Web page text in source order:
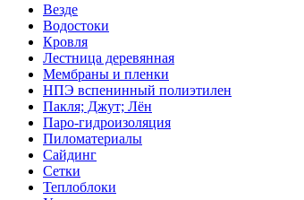
Везде
Водостоки
Кровля
Лестница деревянная
Мембраны и пленки
НПЭ вспенинный полиэтилен
Пакля; Джут; Лён
Паро-гидроизоляция
Пиломатериалы
Сайдинг
Сетки
Теплоблоки